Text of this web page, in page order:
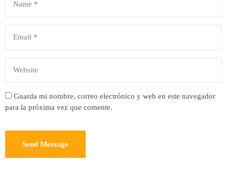
Guarda mi nombre, correo electrónico y web en este navegador
para la próxima vez que comente.